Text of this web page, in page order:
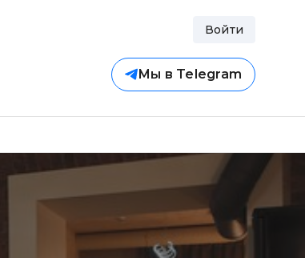
Войти
Мы в Telegram